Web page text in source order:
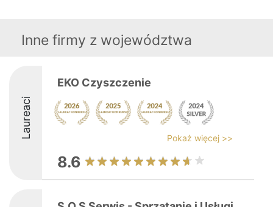
Inne firmy z województwa
Laureaci
EKO Czyszczenie
Pokaż więcej >>
8.6